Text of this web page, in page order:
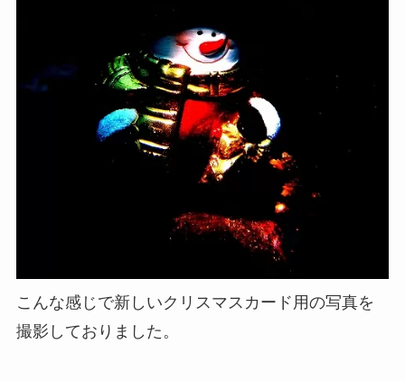
こんな感じで新しいクリスマスカード用の写真を
撮影しておりました。